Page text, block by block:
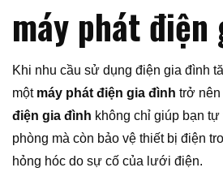
máy phát điện
Khi nhu cầu sử dụng điện gia đình
một máy phát điện gia đình trở nên
điện gia đình không chỉ giúp bạn
phòng mà còn bảo vệ thiết bị điện
hỏng hóc do sự cố của lưới điện.